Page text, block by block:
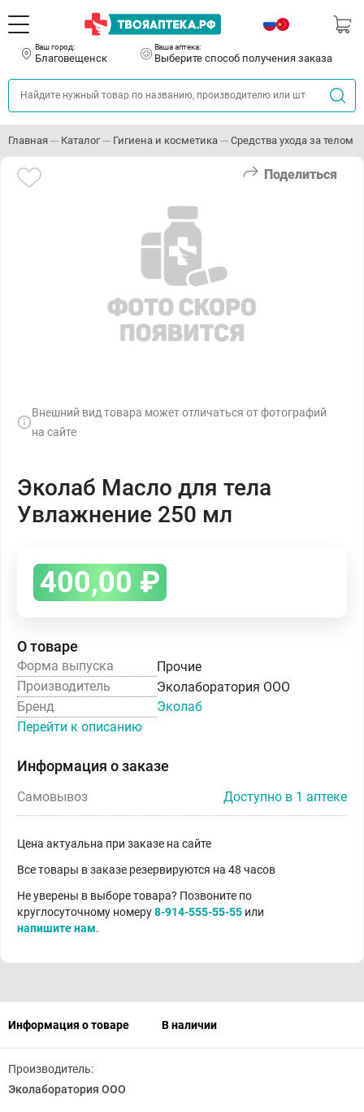
Ваш город:
Благовещенск
Ваша аптека:
Выберите способ получения заказа
Главная Каталог Гигиена и косметика Средства ухода за телом
Поделиться
Внешний вид товара может отличаться от фотографий
на сайте
Эколаб Масло для тела
Увлажнение 250 мл
400,00 ₽
О товаре
Форма выпуска
Прочие
Производитель
Эколаборатория ООО
Бренд
Эколаб
Перейти к описанию
Информация о заказе
Самовывоз Доступно в 1 аптеке
Цена актуальна при заказе на сайте
Все товары в заказе резервируются на 48 часов
Не уверены в выборе товара? Позвоните по
круглосуточному номеру8-914-555-55-55 или
напишите нам.
Информация о товаре В наличии
Производитель:
Эколаборатория ООО